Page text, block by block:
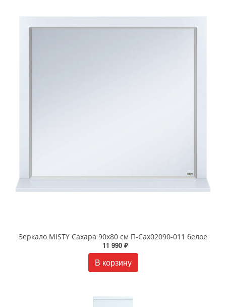
Зеркало MISTY Сахара 90х80 см П-Сах02090-011 белое
11 990 ₽
В корзину